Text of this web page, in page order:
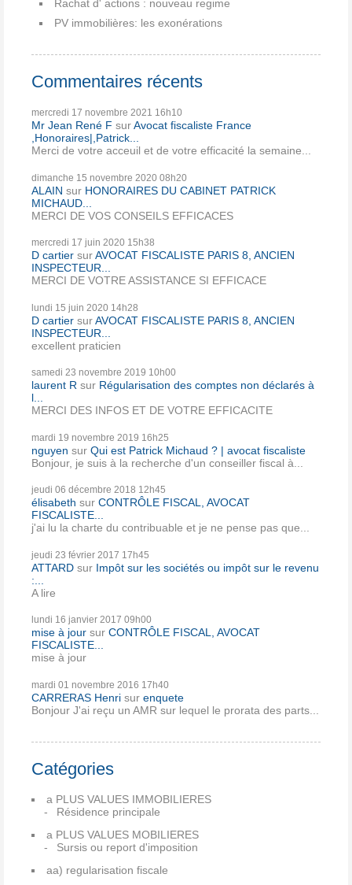
Rachat d' actions : nouveau regime
PV immobilières: les exonérations
Commentaires récents
mercredi 17 novembre 2021 16h10
Mr Jean René F surAvocat fiscaliste France
,Honoraires|,Patrick...
Merci de votre acceuil et de votre efficacité la semaine...
dimanche 15 novembre 2020 08h20
ALAIN sur HONORAIRES DU CABINET PATRICK
MICHAUD...
MERCI DE VOS CONSEILS EFFICACES
mercredi 17 juin 2020 15h38
D cartier surAVOCAT FISCALISTE PARIS 8, ANCIEN
INSPECTEUR...
MERCI DE VOTRE ASSISTANCE SI EFFICACE
lundi 15 juin 2020 14h28
D cartier surAVOCAT FISCALISTE PARIS 8, ANCIEN
INSPECTEUR...
excellent praticien
samedi 23 novembre 2019 10h00
laurent R sur Régularisation des comptes non déclarés à
l...
MERCI DES INFOS ET DE VOTRE EFFICACITE
mardi 19 novembre 2019 16h25
nguyen sur Qui est Patrick Michaud ? | avocat fiscaliste
Bonjour, je suis à la recherche d'un conseiller fiscal à...
jeudi 06 décembre 2018 12h45
élisabeth sur CONTRÔLE FISCAL, AVOCAT
FISCALISTE...
j'ai lu la charte du contribuable et je ne pense pas que...
jeudi 23 février 2017 17h45
ATTARD sur Impôt sur les sociétés ou impôt sur le revenu
:...
A lire
lundi 16 janvier 2017 09h00
mise à jour sur CONTRÔLE FISCAL, AVOCAT
FISCALISTE...
mise à jour
mardi 01 novembre 2016 17h40
CARRERAS Henri sur enquete
Bonjour J'ai reçu un AMR sur lequel le prorata des parts...
Catégories
a PLUS VALUES IMMOBILIERES
Résidence principale
a PLUS VALUES MOBILIERES
Sursis ou report d'imposition
aa) regularisation fiscale